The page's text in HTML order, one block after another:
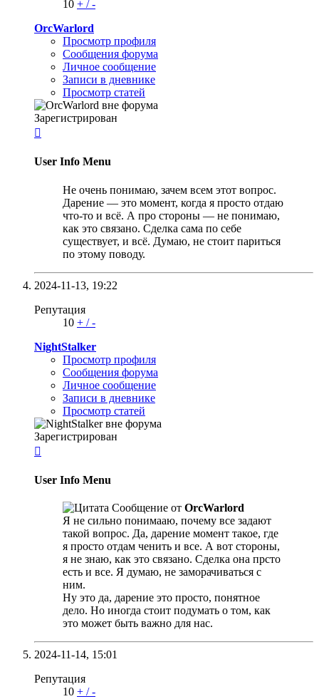
10 + /-
OrcWarlord
Просмотр профиля
Сообщения форума
Личное сообщение
Записи в дневнике
Просмотр статей
Зарегистрирован

User Info Menu
Не очень понимаю, зачем всем этот вопрос.
Дарение — это момент, когда я просто отдаю
что-то и всё. А про стороны — не понимаю,
как это связано. Сделка сама по себе
существует, и всё. Думаю, не стоит париться
по этому поводу.
2024-11-13, 19:22
Репутация
10 + /-
NightStalker
Просмотр профиля
Сообщения форума
Личное сообщение
Записи в дневнике
Просмотр статей
Зарегистрирован

User Info Menu
Сообщение от OrcWarlord
Я не сильно понимааю, почему все задают
такой вопрос. Да, дарение момент такое, где
я просто отдам ченить и все. А вот стороны,
я не знаю, как это связано. Сделка она прсто
есть и все. Я думаю, не заморачиваться с
ним.
Ну это да, дарение это просто, понятное
дело. Но иногда стоит подумать о том, как
это может быть важно для нас.
2024-11-14, 15:01
Репутация
10 + /-